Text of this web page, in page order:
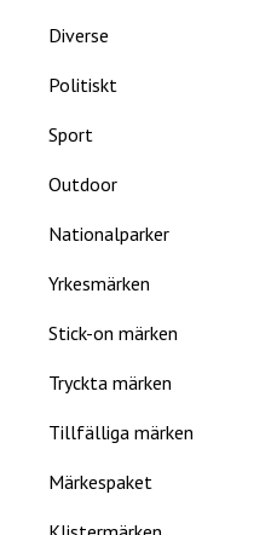
Diverse
Politiskt
Sport
Outdoor
Nationalparker
Yrkesmärken
Stick-on märken
Tryckta märken
Tillfälliga märken
Märkespaket